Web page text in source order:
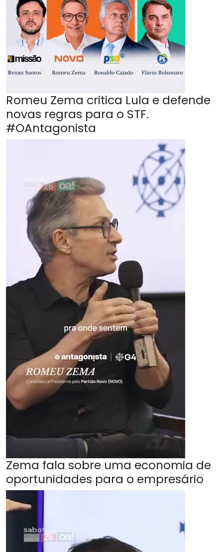
Romeu Zema critica Lula e defende
novas regras para o STF.
#OAntagonista
Zema fala sobre uma economia de
oportunidades para o empresário